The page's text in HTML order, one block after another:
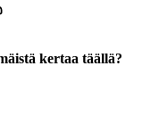
kertaa täällä?